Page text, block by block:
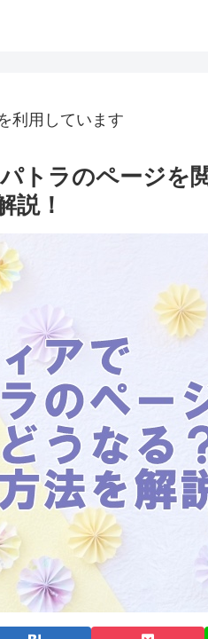
利用しています
トラのページを
説！